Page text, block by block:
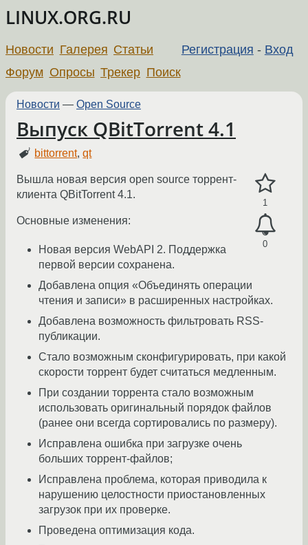
LINUX.ORG.RU
Регистрация - Вход
Новости Галерея Статьи
Форум Опросы Трекер Поиск
Новости — Open Source
Выпуск QBitTorrent 4.1
bittorrent,qt
1
0
Вышла новая версия open source торрент-
клиента QBitTorrent 4.1.
Основные изменения:
Новая версия WebAPI 2. Поддержка
первой версии сохранена.
Добавлена опция «Объединять операции
чтения и записи» в расширенных настройках.
Добавлена возможность фильтровать RSS-
публикации.
Стало возможным сконфигурировать, при какой
скорости торрент будет считаться медленным.
При создании торрента стало возможным
использовать оригинальный порядок файлов
(ранее они всегда сортировались по размеру).
Исправлена ошибка при загрузке очень
больших торрент-файлов;
Исправлена проблема, которая приводила к
нарушению целостности приостановленных
загрузок при их проверке.
Проведена оптимизация кода.